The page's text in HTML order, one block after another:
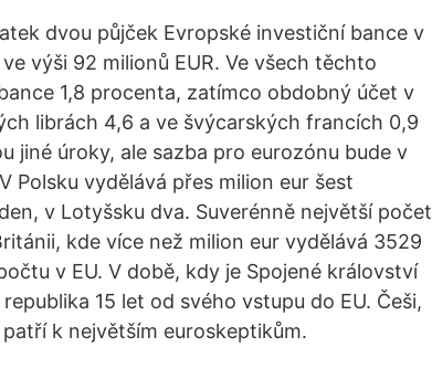
dvou půjček Evropské investiční bance v
výši 92 milionů EUR. Ve všech těchto
1,8 procenta, zatímco obdobný účet v
librách 4,6 a ve švýcarských francích 0,9
jiné úroky, ale sazba pro eurozónu bude v
Polsku vydělává přes milion eur šest
v Lotyšsku dva. Suverénně největší počet
kde více než milion eur vydělává 3529
v EU. V době, kdy je Spojené království
15 let od svého vstupu do EU. Češi,
k největším euroskeptikům.